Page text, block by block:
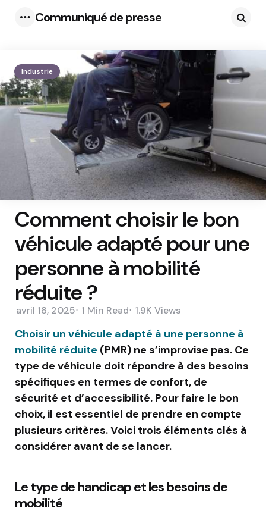
Communiqué de presse
Industrie
Comment choisir le bon
véhicule adapté pour une
personne à mobilité
réduite ?
avril 18, 2025 1 Min Read 1.9K Views
Choisir un véhicule adapté à une personne à
mobilité réduite (PMR) ne s’improvise pas. Ce
type de véhicule doit répondre à des besoins
spécifiques en termes de confort, de
sécurité et d’accessibilité. Pour faire le bon
choix, il est essentiel de prendre en compte
plusieurs critères. Voici trois éléments clés à
considérer avant de se lancer.
Le type de handicap et les besoins de
mobilité